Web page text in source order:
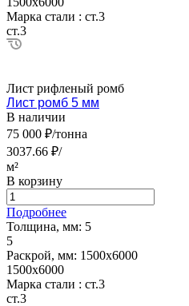
Марка стали : ст.3
ст.3
Лист рифленый ромб
Лист ромб 5 мм
В наличии
75 000 ₽/тонна
3037.66 ₽/
м²
В корзину
Подробнее
Толщина, мм: 5
5
Раскрой, мм: 1500х6000
1500х6000
Марка стали : ст.3
ст.3